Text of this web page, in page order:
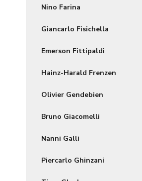
Nino Farina
Giancarlo Fisichella
Emerson Fittipaldi
Hainz-Harald Frenzen
Olivier Gendebien
Bruno Giacomelli
Nanni Galli
Piercarlo Ghinzani